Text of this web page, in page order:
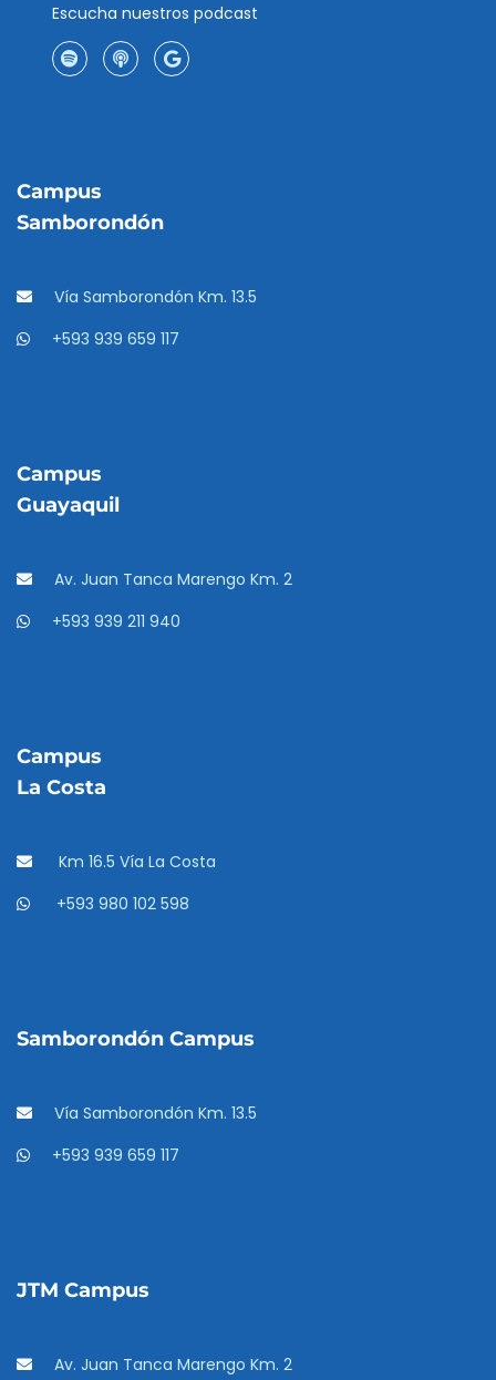
Escucha nuestros podcast
Campus
Samborondón
Vía Samborondón Km. 13.5
+593 939 659 117
Campus
Guayaquil
Av. Juan Tanca Marengo Km. 2
+593 939 211 940
Campus
La Costa
Km 16.5 Vía La Costa
+593 980 102 598
Samborondón Campus
Vía Samborondón Km. 13.5
+593 939 659 117
JTM Campus
Av. Juan Tanca Marengo Km. 2